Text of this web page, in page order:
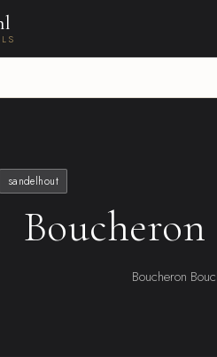
sandelhout
Boucheron